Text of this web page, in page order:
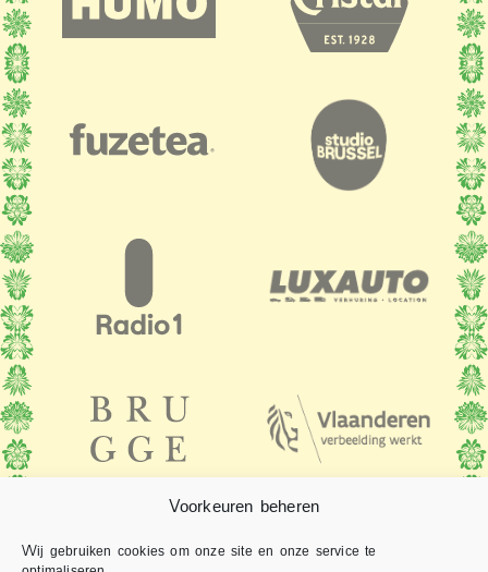
Voorkeuren beheren
Wij gebruiken cookies om onze site en onze service te